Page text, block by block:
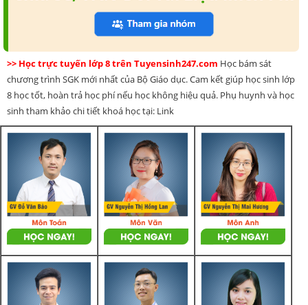
>> Học trực tuyến lớp 8 trên Tuyensinh247.com Học bám sát
chương trình SGK mới nhất của Bộ Giáo dục. Cam kết giúp học sinh lớp
8 học tốt, hoàn trả học phí nếu học không hiệu quả. Phụ huynh và học
sinh tham khảo chi tiết khoá học tại: Link